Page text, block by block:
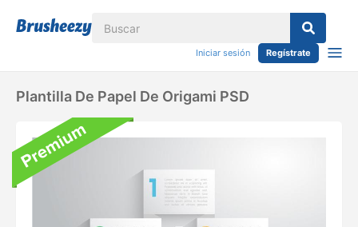
Iniciar sesión Regístrate
Plantilla De Papel De Origami PSD